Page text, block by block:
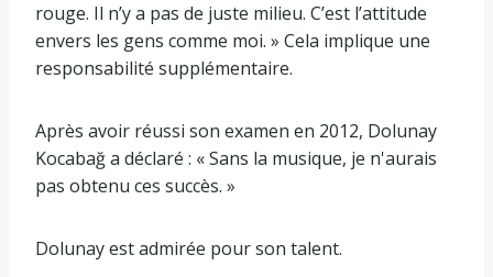
rouge. Il n’y a pas de juste milieu. C’est l’attitude
envers les gens comme moi. » Cela implique une
responsabilité supplémentaire.
Après avoir réussi son examen en 2012, Dolunay
Kocabağ a déclaré : « Sans la musique, je n'aurais
pas obtenu ces succès. »
Dolunay est admirée pour son talent.